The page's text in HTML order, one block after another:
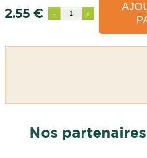
2.55 € - +
Nos partenaires